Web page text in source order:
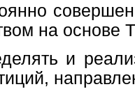
на основе
и